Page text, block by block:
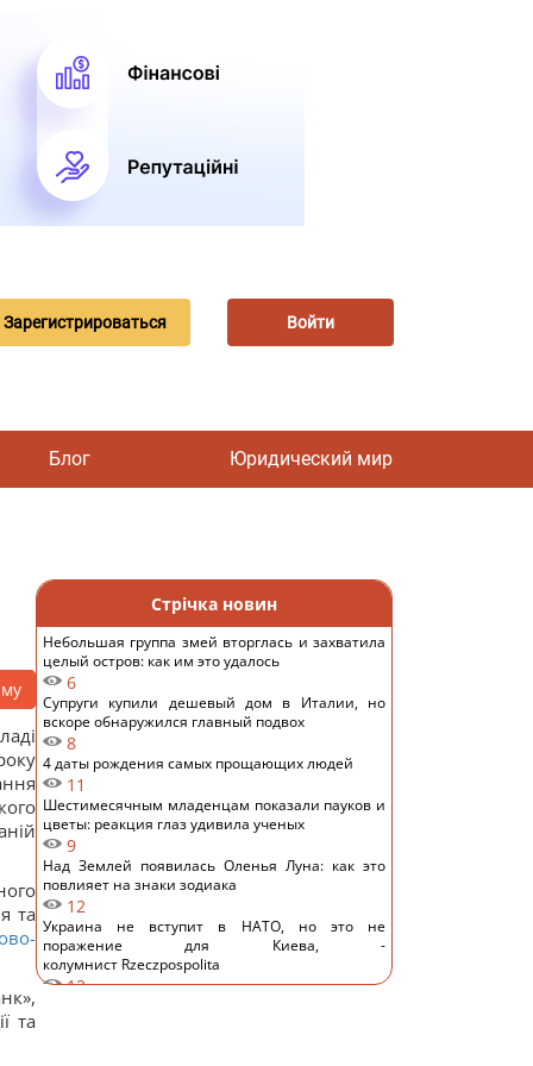
Зарегистрироваться Войти
Блог Юридический мир
та
та
Стрічка новин
Небольшая группа змей вторглась и захватила
целый остров: как им это удалось
6
Супруги купили дешевый дом в Италии, но
вскоре обнаружился главный подвох
8
4 даты рождения самых прощающих людей
11
Шестимесячным младенцам показали пауков и
цветы: реакция глаз удивила ученых
9
Над Землей появилась Оленья Луна: как это
повлияет на знаки зодиака
12
Украина не вступит в НАТО, но это не
поражение для Киева, -
колумнист Rzeczpospolita
12